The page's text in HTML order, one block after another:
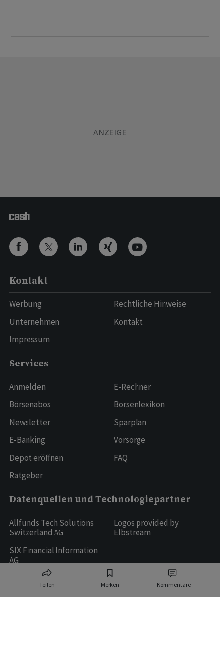
Teilen Merken Kommentare
Kontakt
Werbung
Unternehmen
Impressum
Rechtliche Hinweise
Kontakt
Services
Anmelden
Börsenabos
Newsletter
E-Banking
Depot eröffnen
Ratgeber
E-Rechner
Börsenlexikon
Sparplan
Vorsorge
FAQ
Datenquellen und Technologiepartner
Allfunds Tech Solutions
Switzerland AG
SIX Financial Information
AG
Logos provided by
Elbstream
Ringier AG | Ringier Medien Schweiz